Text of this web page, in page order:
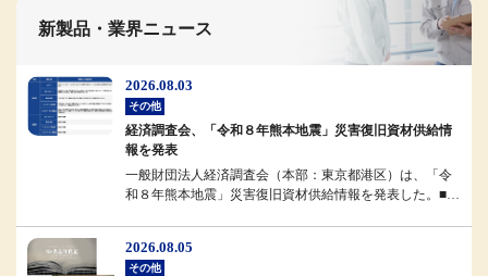
新製品・業界ニュース
2026.08.03
その他
経済調査会、「令和８年熊本地震」災害復旧資材供給情
報を発表
一般財団法人経済調査会（本部：東京都港区）は、「令
和８年熊本地震」災害復旧資材供給情報を発表した。■概
2026.08.05
その他